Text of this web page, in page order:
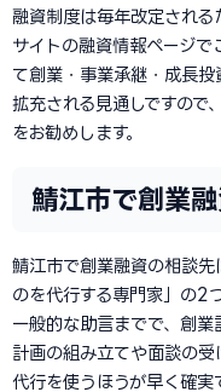
融資制度は毎年改定され
サイトの融資情報ページ
て創業・事業承継・成長
拡充される見通しですので
をお勧めします。
鯖江市で創業
鯖江市で創業融資の相談
のを代行する専門家」の2
一般的な助言までで、創業
計画の組み立てや面談の受
代行を使うほうが早く確実